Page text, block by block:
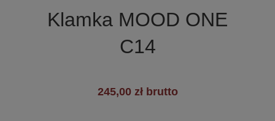
Klamka MOOD ONE
C14
245,00 zł brutto